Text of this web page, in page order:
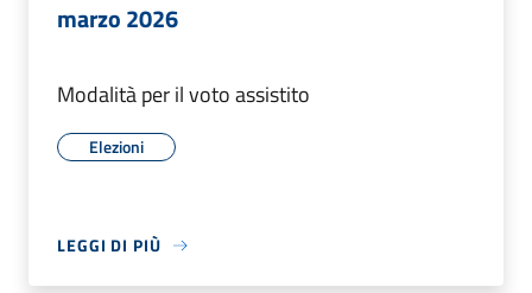
marzo 2026
Modalità per il voto assistito
Elezioni
LEGGI DI PIÙ